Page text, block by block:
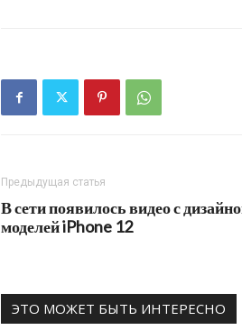
Предыдущая статья
В сети появилось видео с
моделей iPhone 12
ЭТО МОЖЕТ БЫТЬ ИНТЕРЕСНО